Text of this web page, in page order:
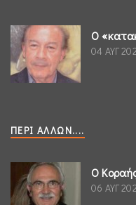
Ο
04 ΑΥΓ
ΠΕΡΊ ΆΛΛΩΝ....
Ο
06 ΑΥΓ